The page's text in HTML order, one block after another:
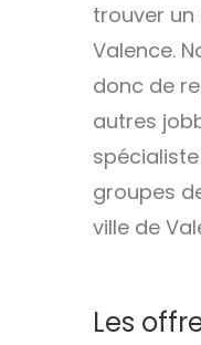
trouver
Valence.
donc de
autres
groupes
ville de
Les